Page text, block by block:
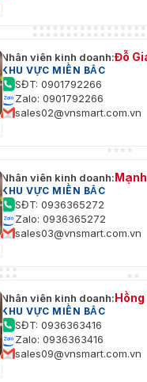
Nhân viên kinh doanh:Đỗ
KHU VỰC MIỀN BẮC
SĐT: 0901792266
Zalo: 0901792266
sales02@vnsmart.com.vn
Nhân viên kinh doanh:
KHU VỰC MIỀN BẮC
SĐT: 0936365272
Zalo: 0936365272
sales03@vnsmart.com.vn
Nhân viên kinh doanh:Hồng
KHU VỰC MIỀN BẮC
SĐT: 0936363416
Zalo: 0936363416
sales09@vnsmart.com.vn